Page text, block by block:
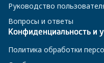
Руководство
Вопросы и ответы
Конфиденциальность и
Политика обработки